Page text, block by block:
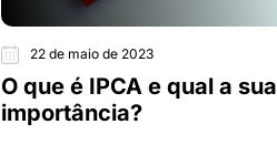
22 de maio de 2023
O que é IPCA e qual a sua
importância?